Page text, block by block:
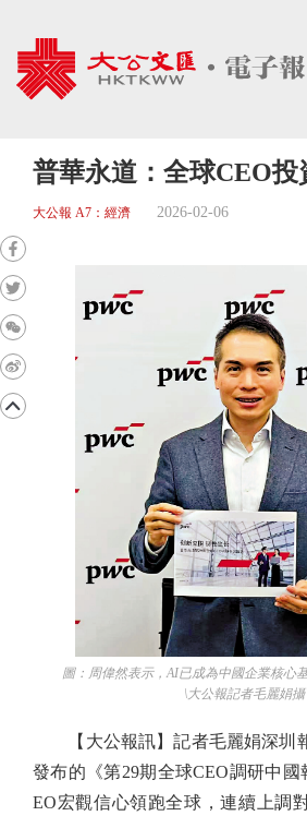
普華永道：全球CEO投
大公報 A7：經濟 2026-02-06
圖：周偉然表示，AI已成為中國企業核心基
\大公報記者毛麗娟攝
【大公報訊】記者毛麗娟深圳
發布的《第29期全球CEO調研中
EO宏觀信心領跑全球，連續上調